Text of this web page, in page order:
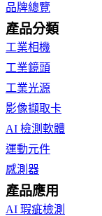
品牌總覽
產品分類
工業相機
工業鏡頭
工業光源
影像擷取卡
AI 檢測軟體
運動元件
感測器
產品應用
AI 瑕疵檢測